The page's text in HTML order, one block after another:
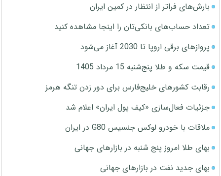
بارش‌های فراتر از انتظار در کمین ایران
تعداد حساب‌های بانکی‌تان را اینجا مشاهده کنید
پروازهای برقی اروپا تا 2030 آغاز می‌شود
قیمت سکه و طلا پنج‌شنبه 15 مرداد 1405
رقابت کشورهای خلیج‌فارس برای دور زدن تنگه هرمز
جزئیات فعال‌سازی «کیف پول ایران» اعلام شد
ملاقات با خودرو لوکس جنسیس G80 در ایران
بهای طلا امروز پنج شنبه در بازارهای جهانی
بهای جدید نفت در بازارهای جهانی